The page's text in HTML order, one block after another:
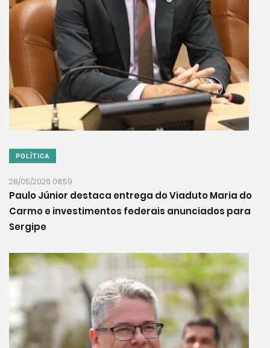
POLÍTICA
28/05/2026 08:59
Paulo Júnior destaca entrega do Viaduto Maria do
Carmo e investimentos federais anunciados para
Sergipe